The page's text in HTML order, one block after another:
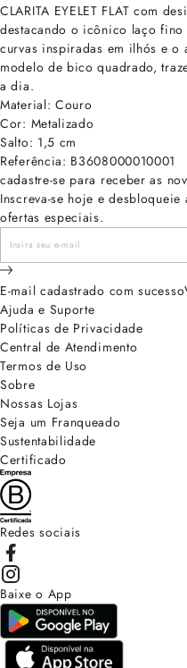
CLARITA EYELET FLAT com
destacando o icônico laço
curvas inspiradas em ilhós e o
modelo de bico quadrado,
a dia.
Material: Couro
Cor: Metalizado
Salto: 1,5 cm
Referência: B3608000010001
cadastre-se para receber as
Inscreva-se hoje e
ofertas especiais.
E-mail cadastrado com sucesso
Ajuda e Suporte
Políticas de Privacidade
Central de Atendimento
Termos de Uso
Sobre
Nossas Lojas
Seja um Franqueado
Sustentabilidade
Certificado
Redes sociais
Baixe o App